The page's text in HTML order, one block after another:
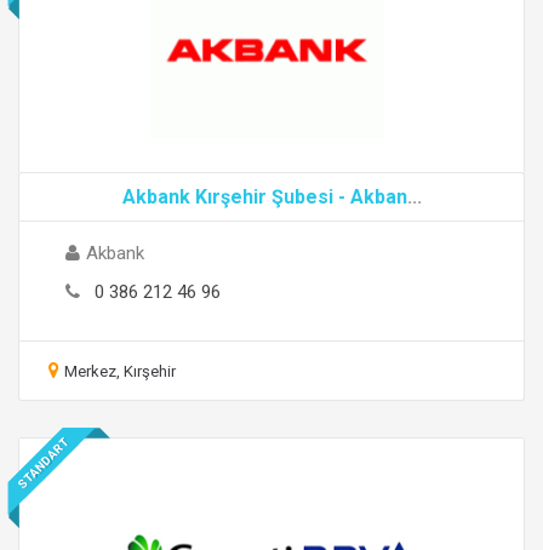
Akbank Kırşehir Şubesi - Akban...
Akbank
0 386 212 46 96
Merkez, Kırşehir
STANDART